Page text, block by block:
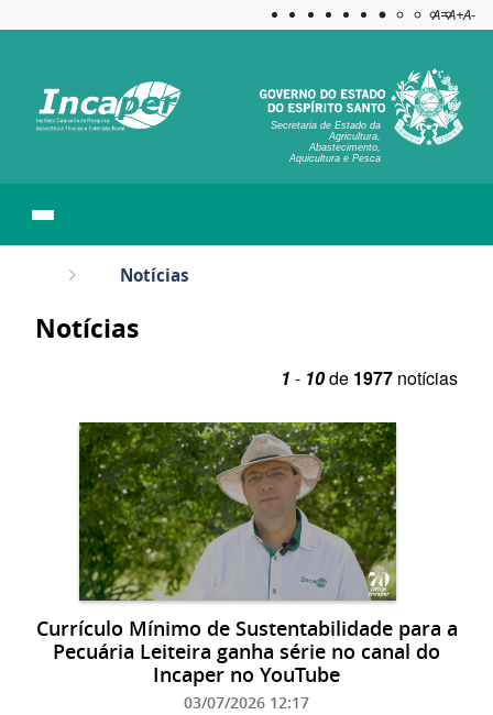
Aplicar
A=A+A-
Secretaria de Estado da
Agricultura,
Abastecimento,
Aquicultura e Pesca
Notícias
Notícias
1 - 10de 1977 notícias
Currículo Mínimo de Sustentabilidade para a
Pecuária Leiteira ganha série no canal do
Incaper no YouTube
03/07/2026 12:17